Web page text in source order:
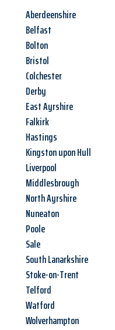
Aberdeenshire
Belfast
Bolton
Bristol
Colchester
Derby
East Ayrshire
Falkirk
Hastings
Kingston upon Hull
Liverpool
Middlesbrough
North Ayrshire
Nuneaton
Poole
Sale
South Lanarkshire
Stoke-on-Trent
Telford
Watford
Wolverhampton